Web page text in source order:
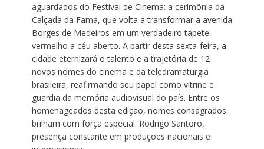
aguardados do Festival de Cinema: a cerimônia da
Calçada da Fama, que volta a transformar a avenida
Borges de Medeiros em um verdadeiro tapete
vermelho a céu aberto. A partir desta sexta-feira, a
cidade eternizará o talento e a trajetória de 12
novos nomes do cinema e da teledramaturgia
brasileira, reafirmando seu papel como vitrine e
guardiã da memória audiovisual do país. Entre os
homenageados desta edição, nomes consagrados
brilham com força especial. Rodrigo Santoro,
presença constante em produções nacionais e